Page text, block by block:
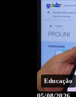
Educação